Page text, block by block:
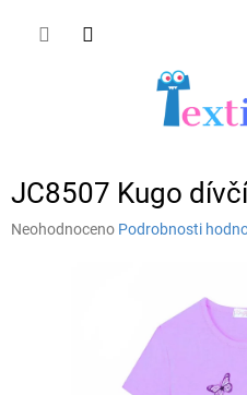
JC8507 Kugo
Průměrné
Neohodnoceno Podrobnosti